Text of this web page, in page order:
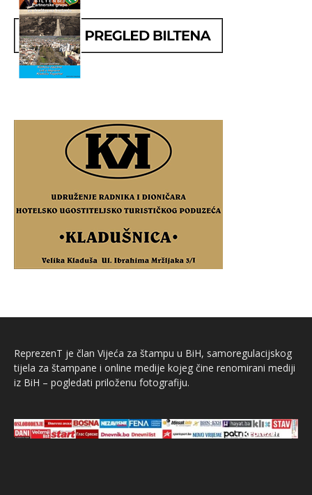
ReprezenT je član Vijeća za štampu u BiH, samoregulacijskog
tijela za štampane i online medije kojeg čine renomirani mediji
iz BiH – pogledati priloženu fotografiju.